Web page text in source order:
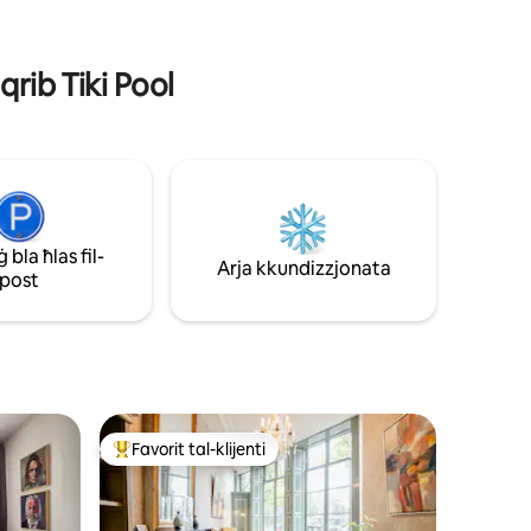
Tiki Pool
bla ħlas fil-
post
Arja kkundizzjonata
Wieħed mill-aqwa favoriti tal-klijenti
Favorit tal-klijenti